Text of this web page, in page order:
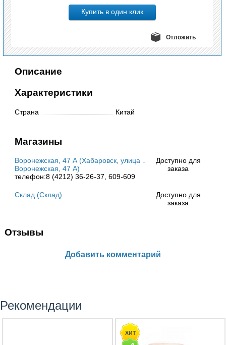
Отложить
Описание
Характеристики
Страна Китай
Магазины
Воронежская, 47 А (Хабаровск, улица
Воронежская, 47 А)
телефон:8 (4212) 36-26-37, 609-609
Доступно для
заказа
Склад (Склад)
Доступно для
заказа
Отзывы
Добавить комментарий
Рекомендации